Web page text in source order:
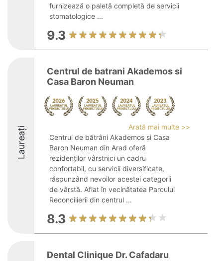
furnizează o paletă completă de servicii
stomatologice ...
9.3
Laureați
Centrul de batrani Akademos si
Casa Baron Neuman
Arată mai multe >>
Centrul de bătrâni Akademos și Casa
Baron Neuman din Arad oferă
rezidenților vârstnici un cadru
confortabil, cu servicii diversificate,
răspunzând nevoilor acestei categorii
de vârstă. Aflat în vecinătatea Parcului
Reconcilierii din centrul ...
8.3
Dental Clinique Dr. Cafadaru